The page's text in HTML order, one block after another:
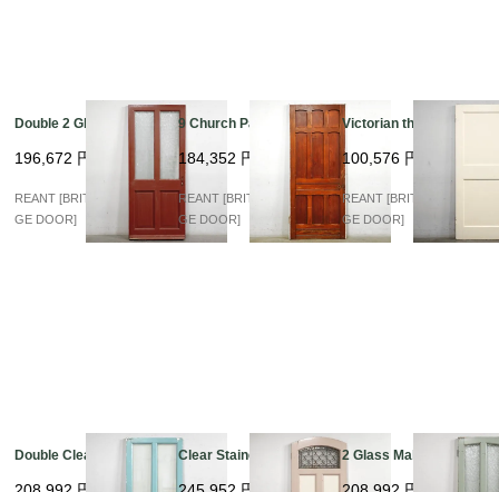
Double 2 Glass
196,672 円
REANT [BRITISH VINTA
GE DOOR]
9 Church Panel
184,352 円
REANT [BRITISH VINTA
GE DOOR]
Victorian thick Panel
100,576 円
REANT [BRITISH VINTA
GE DOOR]
Double Clear Glass Clear Stained arch 2 Glass Mahogany